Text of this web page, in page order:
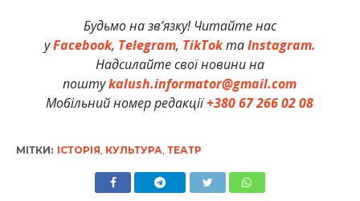
Будьмо на зв’язку! Читайте нас
уFacebook, Telegram, TikTokтаInstagram.
Надсилайте свої новини на
поштуkalush.informator@gmail.com
Мобільний номер редакції+380 67 266 02 08
МІТКИ: ІСТОРІЯ КУЛЬТУРА ТЕАТР